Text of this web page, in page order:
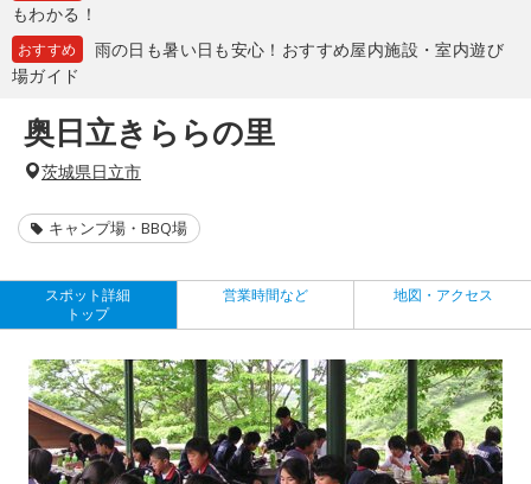
もわかる！
おすすめ
雨の日も暑い日も安心！おすすめ屋内施設・室内遊び
場ガイド
奥日立きららの里
茨城県日立市
キャンプ場・BBQ場
スポット詳細
トップ
営業時間など 地図・アクセス